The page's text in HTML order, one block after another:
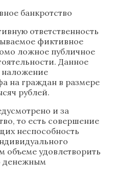
банкротство
ответственность
фиктивное
ложное публичное
Данное
наложение
на граждан в размере
рублей.
и за
то есть совершение
неспособность
объеме удовлетворить
денежным